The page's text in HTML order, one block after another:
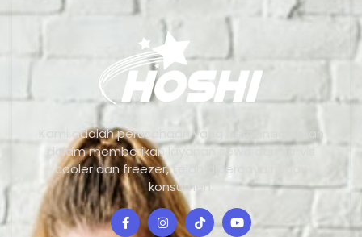
Kami adalah perusahaan yang berpengalaman
dalam memberikan layanan sewa dan servis
cooler dan freezer, telah dipercaya ribuan
konsumen.